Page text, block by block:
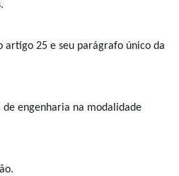
artigo 25 e seu parágrafo único da
engenharia na modalidade